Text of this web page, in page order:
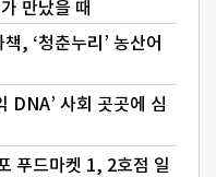
만났을 때
, ‘청춘누리’ 농산어
DNA’ 사회 곳곳에 심
푸드마켓 1, 2호점 일